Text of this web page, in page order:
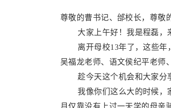
尊敬的曹书记、邰校长，尊敬
大家上午好！我是程磊，来
离开母校13年了，这些年，
吴福龙老师、语文侯纪平老师
趁今天这个机会和大家分享
我像你们这么大的时候，家